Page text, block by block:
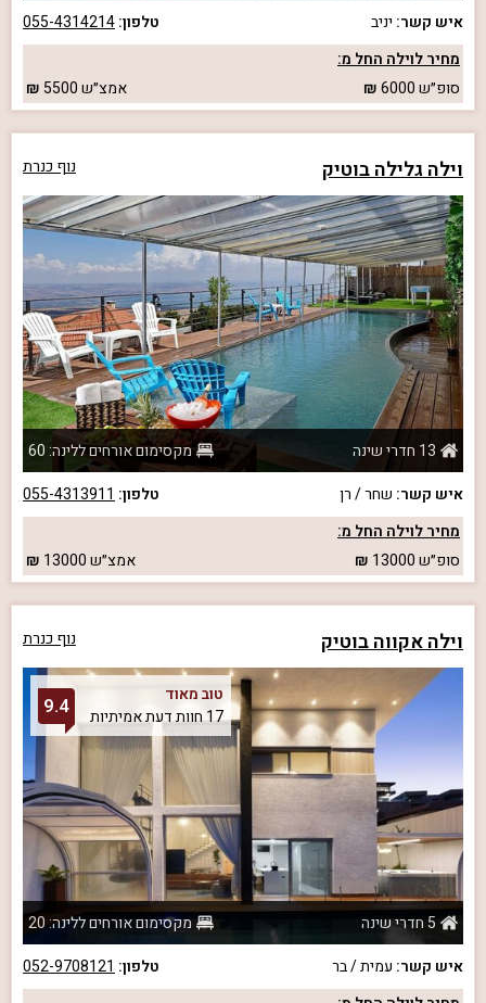
איש קשר: יניב טלפון:055-4314214
מחיר לוילה החל מ:
סופ״ש6000 אמצ״ש5500
וילה גלילה בוטיק נוף כנרת
13 חדרי שינה
מקסימום אורחים ללינה: 60
איש קשר: שחר / רן טלפון: 055-4313911
מחיר לוילה החל מ:
סופ״ש13000 אמצ״ש13000
וילה אקווה בוטיק נוף כנרת
טוב מאוד
17 חוות דעת אמיתיות
9.4
5 חדרי שינה
מקסימום אורחים ללינה: 20
איש קשר: עמית / בר טלפון: 052-9708121